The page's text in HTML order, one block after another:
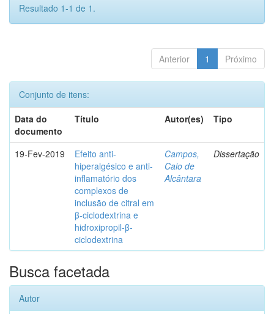
Resultado 1-1 de 1.
Anterior 1 Próximo
Conjunto de itens:
Data do
documento
Título Autor(es) Tipo
19-Fev-2019
Efeito anti-
hiperalgésico e anti-
inflamatório dos
complexos de
inclusão de citral em
β-ciclodextrina e
hidroxipropil-β-
ciclodextrina
Campos,
Caio de
Alcântara
Dissertação
Busca facetada
Autor